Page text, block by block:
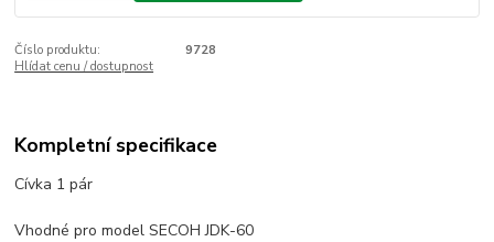
Číslo produktu:
9728
Hlídat cenu / dostupnost
Kompletní specifikace
Cívka 1 pár
Vhodné pro model SECOH JDK-60